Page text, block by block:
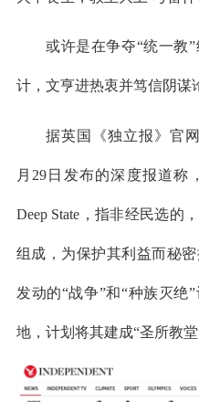
或许是在争夺“统一教
计，文亨进热衷并笃信阴谋
据英国《独立报》官网
月29日发布的深度报道称
Deep State，指非经民选的
组成，为保护其利益而秘
发动的“战争”和“种族灭绝
地，计划将其建成“圣所教堂